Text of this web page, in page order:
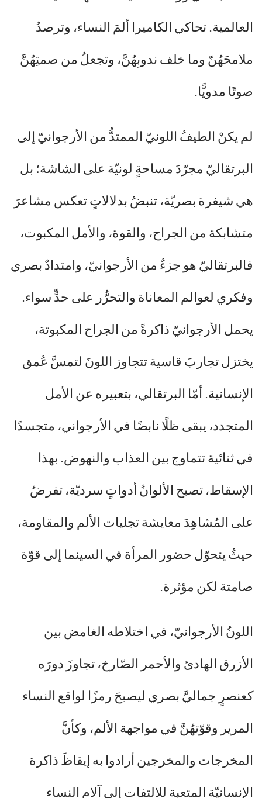
العالمية. تحاكي الكاميرا ألمَ النساء، وترصدُ
ملامحَهُنّ وما خلف ندوبِهُنَّ، وتجعلُ من صمتِهُنَّ
صوتًا مدويًّا.
لم يكنْ الطيفُ اللونيّ الممتدُّ من الأرجوانيّ إلى
البرتقاليّ مجرّدَ مساحةٍ لونيّة على الشاشة؛ بل
هي شيفرة بصريّة، تنبضُ بدلالاتٍ تعكس مشاعرَ
متشابكة من الجراح، والقوة، والأمل المكبوت،
فالبرتقاليّ هو جزءٌ من الأرجوانيّ، وامتدادٌ بصري
وفكري لعوالم المعاناة والتحرُّر على حدٍّ سواء.
يحمل الأرجوانيّ ذاكرةً من الجراح المكبوتة،
يختزل تجاربَ قاسية تتجاوز اللونَ لتمسَّ عُمق
الإنسانية. أمّا البرتقالي، بتعبيره عن الأمل
المتجدد، يبقى ظلًا نابضًا في الأرجواني، متجسدًا
في ثنائية تتماوج بين العذاب والنهوض. بهذا
الإسقاط، تصبح الألوانُ أدواتٍ سرديّة، تفرضُ
على المُشاهِدَ معايشة تجليات الألم والمقاومة،
حيثُ يتحوّل حضور المرأة في السينما إلى قوّة
صامتة لكن مؤثرة.
اللونُ الأرجوانيّ، في اختلاطه الغامض بين
الأزرق الهادئ والأحمر الصّارخ، تجاوزَ دورَه
كعنصرٍ جماليَّ بصري ليصبحَ رمزًا لواقع النساء
المرير وقوّتهُنَّ في مواجهة الألم، وكأنَّ
المخرجات والمخرجين أرادوا به إيقاظَ ذاكرة
الإنسانيّة المتعبة للالتفات إلى آلام النساء